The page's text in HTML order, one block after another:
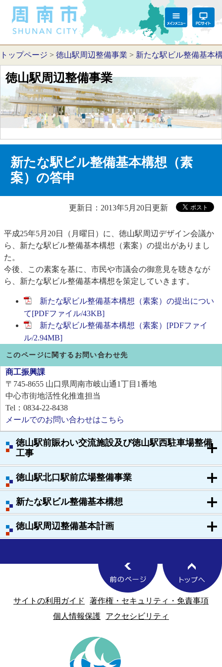
トップページ > 徳山駅周辺整備事業 > 新たな駅ビル整備基本
徳山駅周辺整備事業
徳山駅前賑わい交流施設及び徳山駅西駐車場整備
工事
徳山駅北口駅前広場整備事業
新たな駅ビル整備基本構想
徳山駅周辺整備基本計画
新たな駅ビル整備基本構想（素
案）の答申
更新日：2013年5月20日更新
平成25年5月20日（月曜日）に、徳山駅周辺デザイン会議か
ら、新たな駅ビル整備基本構想（素案）の提出がありまし
た。
今後、この素案を基に、市民や市議会の御意見を聴きなが
ら、新たな駅ビル整備基本構想を策定していきます。
新たな駅ビル整備基本構想（素案）の提出につい
て[PDFファイル/43KB]
新たな駅ビル整備基本構想（素案）[PDFファイ
ル/2.94MB]
このページに関するお問い合わせ先
商工振興課
〒745-8655 山口県周南市岐山通1丁目1番地
中心市街地活性化推進担当
Tel：0834-22-8438
メールでのお問い合わせはこちら
サイトの利用ガイド
著作権・セキュリティ・免責事項
個人情報保護
アクセシビリティ